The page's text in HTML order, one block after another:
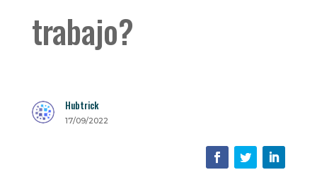
trabajo?
Hubtrick
17/09/2022